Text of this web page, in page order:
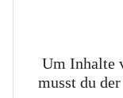
Um Inhalte
musst du